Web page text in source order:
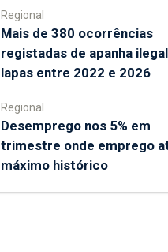
Regional
Mais de 380 ocorrências
registadas de apanha
lapas entre 2022 e 2026
Regional
Desemprego nos 5% em
trimestre onde emprego
máximo histórico